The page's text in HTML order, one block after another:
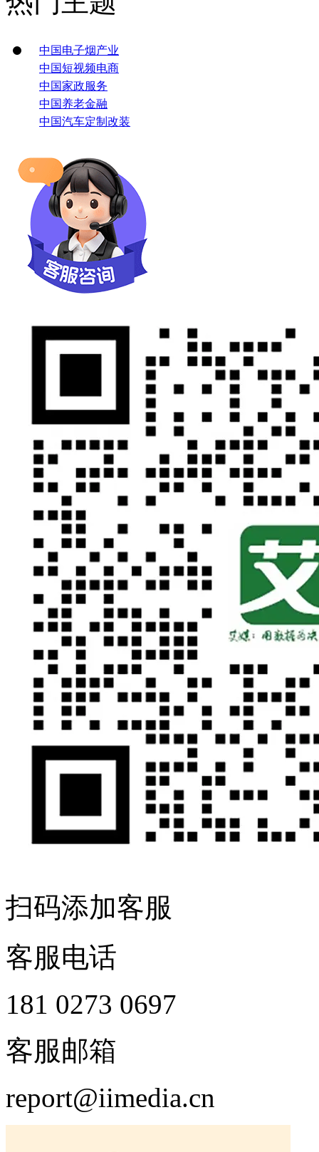
中国电子烟产业
中国短视频电商
中国家政服务
中国养老金融
中国汽车定制改装
扫码添加客服
客服电话
181 0273 0697
客服邮箱
report@iimedia.cn